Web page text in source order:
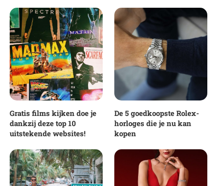
Gratis films kijken doe je
dankzij deze top 10
uitstekende websites!
De 5 goedkoopste Rolex-
horloges die je nu kan
kopen